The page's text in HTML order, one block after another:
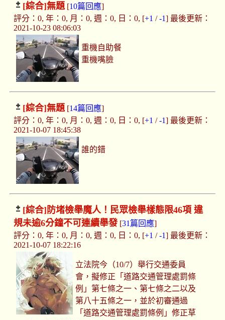
[綜合]無題[10篇回應]
評分：0, 年：0, 月：0, 週：0, 日：0, [+1 /-1] 最後更新：
2021-10-23 08:06:03
重機自助餐
重機嘴臉
[綜合]無題[14篇回應]
評分：0, 年：0, 月：0, 週：0, 日：0, [+1 /-1] 最後更新：
2021-10-07 18:45:38
誰的錯
[綜合] 防堵檢舉魔人！民眾檢舉樣態限46項 違
規未逾6分鐘不可連續舉發[31篇回應]
評分：0, 年：0, 月：0, 週：0, 日：0, [+1 /-1] 最後更新：
2021-10-07 18:22:16
立法院今（10/7）舉行交通委員
會，擬修正「道路交通管理處罰條
例」第七條之一、第七條之二以及
第八十五條之一，並於初審通過
「道路交通管理處罰條例」修正草